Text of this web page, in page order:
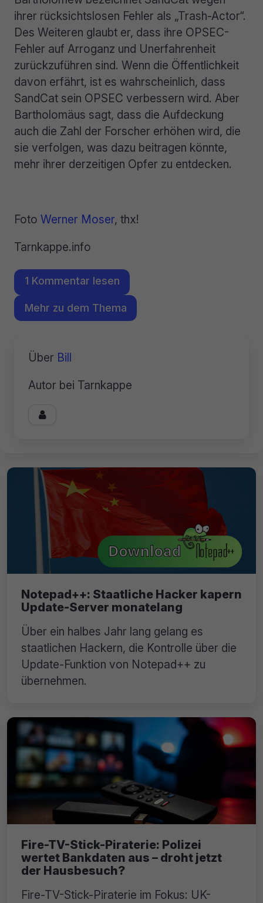
ihrer rücksichtslosen Fehler als „Trash-Actor“.
Des Weiteren glaubt er, dass ihre OPSEC-
Fehler auf Arroganz und Unerfahrenheit
zurückzuführen sind. Wenn die Öffentlichkeit
davon erfährt, ist es wahrscheinlich, dass
SandCat sein OPSEC verbessern wird. Aber
Bartholomäus sagt, dass die Aufdeckung
auch die Zahl der Forscher erhöhen wird, die
sie verfolgen, was dazu beitragen könnte,
mehr ihrer derzeitigen Opfer zu entdecken.
Foto Werner Moser, thx!
Tarnkappe.info
1 Kommentar lesen
Mehr zu dem Thema
Über Bill
Autor bei Tarnkappe

Notepad++: Staatliche Hacker kapern
Update-Server monatelang
Über ein halbes Jahr lang gelang es
staatlichen Hackern, die Kontrolle über die
Update-Funktion von Notepad++ zu
übernehmen.
Fire-TV-Stick-Piraterie: Polizei
wertet Bankdaten aus – droht jetzt
der Hausbesuch?
Fire-TV-Stick-Piraterie im Fokus: UK-